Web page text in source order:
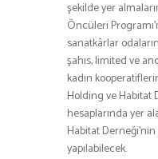
şekilde yer
Öncüleri
sanatkârlar
şahıs, limited ve
kadın
Holding ve Habitat
hesaplarında yer
Habitat
yapılabilecek.